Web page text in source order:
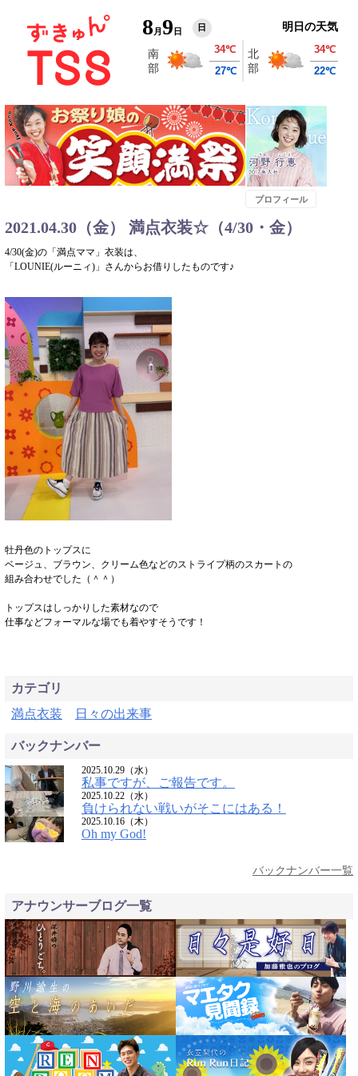
8 月9 日 日 明日の天気
プロフィール
2021.04.30（金） 満点衣装☆（4/30・金）
4/30(金)の「満点ママ」衣装は、
「LOUNIE(ルーニィ)」さんからお借りしたものです♪
牡丹色のトップスに
ベージュ、ブラウン、クリーム色などのストライプ柄のスカートの
組み合わせでした（＾＾）
トップスはしっかりした素材なので
仕事などフォーマルな場でも着やすそうです！
カテゴリ
満点衣装
日々の出来事
バックナンバー
2025.10.29（水）
私事ですが、ご報告です。
2025.10.22（水）
負けられない戦いがそこにはある！
2025.10.16（木）
Oh my God!
バックナンバー一覧
アナウンサーブログ一覧